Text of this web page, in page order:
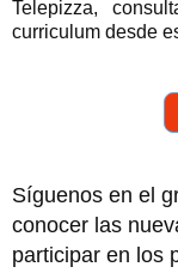
Telepizza,
curriculum desde
Síguenos en el
conocer las
participar en los